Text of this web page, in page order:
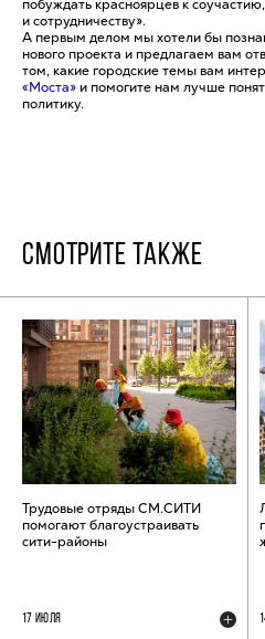
побуждать красноярцев к
и сотрудничеству».
А первым делом мы хотели бы
нового проекта и предлагаем вам
том, какие городские темы вам
«Моста» и помогите нам лучше
политику.
СМОТРИТЕ ТАКЖЕ
Трудовые отряды СМ.СИТИ
помогают благоустраивать
сити-районы
17 ИЮЛЯ